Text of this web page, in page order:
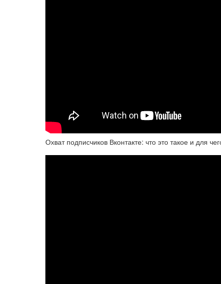
Охват подписчиков Вконтакте: что это такое и для